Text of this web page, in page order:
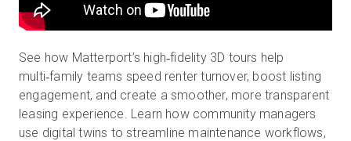
お問い合わせ
サインイン
無料トライアル
See how Matterport’s high‑fidelity 3D tours help
multi‑family teams speed renter turnover, boost listing
engagement, and create a smoother, more transparent
leasing experience. Learn how community managers
use digital twins to streamline maintenance workflows,